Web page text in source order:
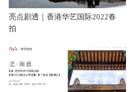
亮点剧透｜香港华艺国际2022春
拍